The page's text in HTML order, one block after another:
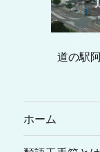
道の駅
ホーム